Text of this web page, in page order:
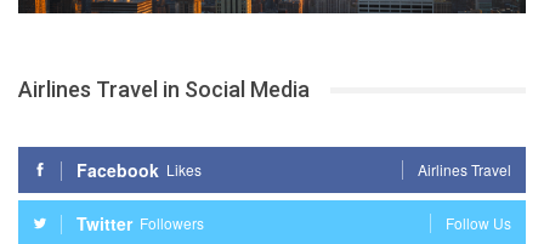
Airlines Travel in Social Media
Facebook Likes Airlines Travel
Twitter Followers Follow Us